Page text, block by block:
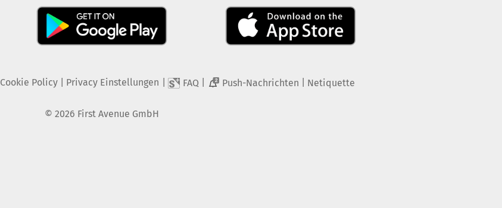
Cookie Policy| Privacy Einstellungen FAQ 2 Push-Nachrichten Netiquette
© 2026 First Avenue GmbH